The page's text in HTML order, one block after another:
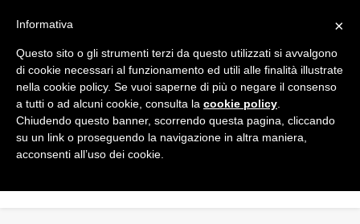
×
Informativa
Questo sito o gli strumenti terzi da questo utilizzati si avvalgono
di cookie necessari al funzionamento ed utili alle finalità illustrate
nella cookie policy. Se vuoi saperne di più o negare il consenso
a tutti o ad alcuni cookie, consulta la cookie policy
Chiudendo questo banner, scorrendo questa pagina, cliccando
su un link o proseguendo la navigazione in altra maniera,
acconsenti all’uso dei cookie.